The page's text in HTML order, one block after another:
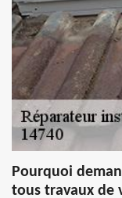
Pourquoi
tous travaux de